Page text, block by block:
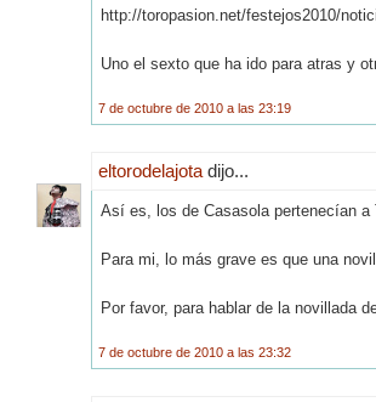
http://toropasion.net/festejos2010/
Uno el sexto que ha ido para atras y
7 de octubre de 2010 a las 23:19
eltorodelajota dijo...
Así es, los de Casasola pertenecían a
Para mi, lo más grave es que una
Por favor, para hablar de la novillada
7 de octubre de 2010 a las 23:32